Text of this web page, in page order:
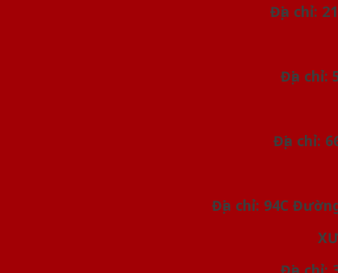
Địa chỉ:
Địa chỉ:
Địa chỉ:
Địa chỉ: 94C